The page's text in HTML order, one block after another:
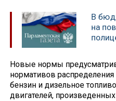
В
на
Новые нормы
нормативов
бензин и дизельное
двигателей,